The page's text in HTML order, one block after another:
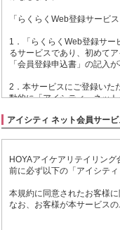
「らくらくWeb登録サービ
1．「らくらくWeb登録サー
るサービスであり、初めて
「会員登録申込書」の記入
2．本サービスにご登録いた
動的に「アイシティ ネット
4．お客様が本サービスにご
れ、ご登録いただいたお客
5．当社は、お客様にご登
理いたします。
アイシティ ネット会員サー
HOYAアイケアリテイリン
前に必ず以下の「アイシテ
本規約に同意されたお客様
なお、お客様が本サービス
アイシティ ネ